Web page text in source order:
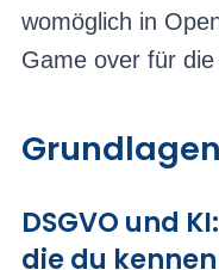
womöglich in
Game over für
DSGVO und
die du